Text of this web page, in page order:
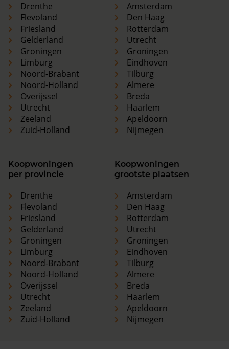
Drenthe
Flevoland
Friesland
Gelderland
Groningen
Limburg
Noord-Brabant
Noord-Holland
Overijssel
Utrecht
Zeeland
Zuid-Holland
Amsterdam
Den Haag
Rotterdam
Utrecht
Groningen
Eindhoven
Tilburg
Almere
Breda
Haarlem
Apeldoorn
Nijmegen
Koopwoningen
per provincie
Drenthe
Flevoland
Friesland
Gelderland
Groningen
Limburg
Noord-Brabant
Noord-Holland
Overijssel
Utrecht
Zeeland
Zuid-Holland
Koopwoningen
grootste plaatsen
Amsterdam
Den Haag
Rotterdam
Utrecht
Groningen
Eindhoven
Tilburg
Almere
Breda
Haarlem
Apeldoorn
Nijmegen